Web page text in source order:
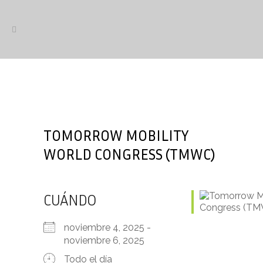
TOMORROW MOBILITY
WORLD CONGRESS (TMWC)
CUÁNDO
noviembre 4, 2025 -
noviembre 6, 2025
Todo el día